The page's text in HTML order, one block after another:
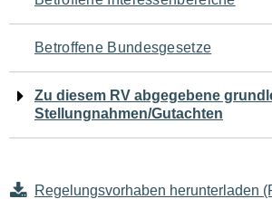
Seiteninhalt
Betroffene Bundesgesetze
Zu diesem RV abgegebene
Stellungnahmen/Gutachten
Regelungsvorhaben herunterladen